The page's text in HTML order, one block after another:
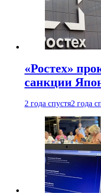
«Ростех»
санкции
2 года спустя2 года